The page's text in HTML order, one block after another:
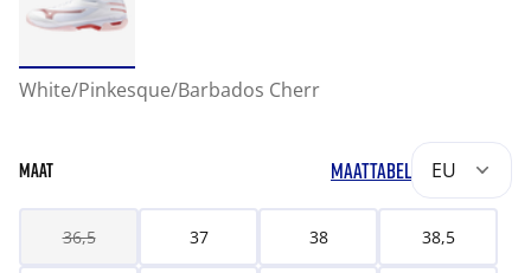
White/Pinkesque/Barbados Cherr
MAAT MAATTABEL EU
36,5 37 38 38,5